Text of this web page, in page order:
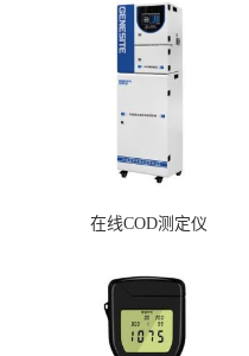
相关产品：
在线COD测定仪